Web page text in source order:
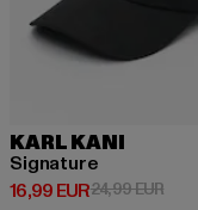
KARL KANI
Signature
16,99 EUR
Derzeitiger Preis: 16,99
24,99 EUR